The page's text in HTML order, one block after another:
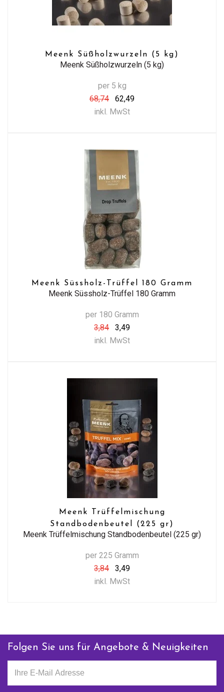
Meenk Süßholzwurzeln (5 kg)
Meenk Süßholzwurzeln (5 kg)
per 5 kg
68,74
62,49
inkl. MwSt
Meenk Süssholz-Trüffel 180 Gramm
Meenk Süssholz-Trüffel 180 Gramm
per 180 Gramm
3,84
3,49
inkl. MwSt
Meenk Trüffelmischung
Standbodenbeutel (225 gr)
Meenk Trüffelmischung Standbodenbeutel (225 gr)
per 225 Gramm
3,84
3,49
inkl. MwSt
Folgen Sie uns für Angebote & Neuigkeiten